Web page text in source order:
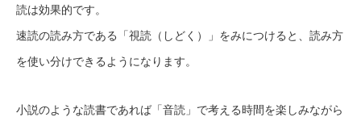
読は効果的です。
速読の読み方である「視読（しどく）」をみにつけると、読み方
を使い分けできるようになります。
小説のような読書であれば「音読」で考える時間を楽しみながら